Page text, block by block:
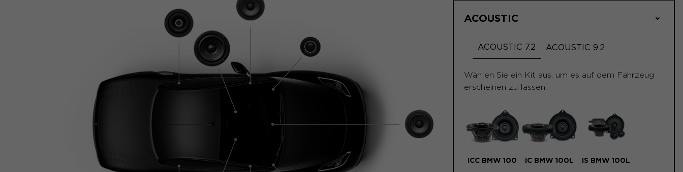
ACOUSTIC
ACOUSTIC 7.2 ACOUSTIC 9.2
Wählen Sie ein Kit aus, um es auf dem Fahrzeug
erscheinen zu lassen.
ICC BMW 100 IC BMW 100L IS BMW 100L